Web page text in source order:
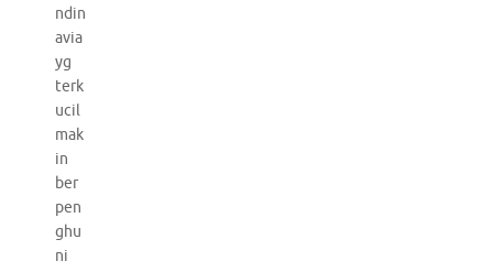
ndin
avia
yg
terk
ucil
mak
in
ber
pen
ghu
ni